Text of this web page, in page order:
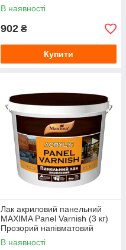
В наявності
902 ₴
Купити
Лак акриловий панельний
MAXIMA Panel Varnish (3 кг)
Прозорий напівматовий
В наявності